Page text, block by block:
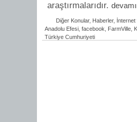
araştırmalarıdır.
Diğer Konular, Haberler, İnternet
Anadolu Efesi facebook FarmVille
Türkiye Cumhuriyeti